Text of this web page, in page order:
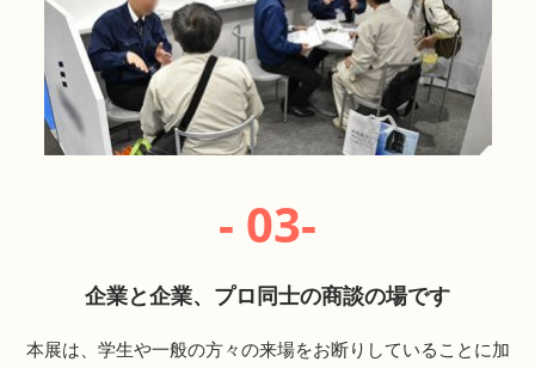
- 03-
企業と企業、プロ同士の商談の場です
本展は、学生や一般の方々の来場をお断りしていることに加